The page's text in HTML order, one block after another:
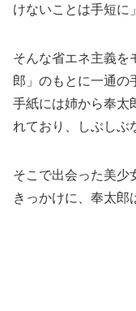
けないことは手短に」
そんな省エネ主義を
郎」のもとに一通の
手紙には姉から奉太
れており、しぶしぶ
そこで出会った美少
きっかけに、奉太郎